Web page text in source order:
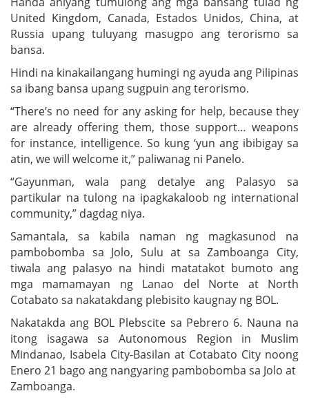
United Kingdom, Canada, Estados Unidos, China, at
Russia upang tuluyang masugpo ang terorismo sa
bansa.
Hindi na kinakailangang humingi ng ayuda ang Pilipinas
sa ibang bansa upang sugpuin ang terorismo.
“There’s no need for any asking for help, because they
are already offering them, those support… weapons
for instance, intelligence. So kung ‘yun ang ibibigay sa
atin, we will welcome it,” paliwanag ni Panelo.
“Gayunman, wala pang detalye ang Palasyo sa
partikular na tulong na ipagkakaloob ng international
community,” dagdag niya.
Samantala, sa kabila naman ng magkasunod na
pambobomba sa Jolo, Sulu at sa Zamboanga City,
tiwala ang palasyo na hindi matatakot bumoto ang
mga mamamayan ng Lanao del Norte at North
Cotabato sa nakatakdang plebisito kaugnay ng BOL.
Nakatakda ang BOL Plebscite sa Pebrero 6. Nauna na
itong isagawa sa Autonomous Region in Muslim
Mindanao, Isabela City-Basilan at Cotabato City noong
Enero 21 bago ang nangyaring pambobomba sa Jolo at
Zamboanga.